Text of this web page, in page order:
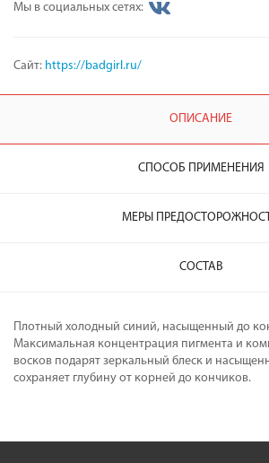
Мы в социальных сетях:
Сайт: https://badgirl.ru/
ОПИСАНИЕ
СПОСОБ ПРИМЕНЕНИЯ
МЕРЫ
СОСТАВ
Плотный холодный синий, насыщенный до
Максимальная концентрация пигмента и
восков подарят зеркальный блеск и
сохраняет глубину от корней до кончиков.